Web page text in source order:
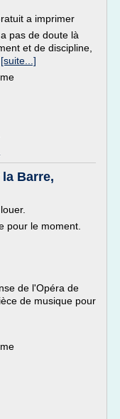
a imprimer
pas de doute là
et de discipline,
[suite...]
Barre,
pour le moment.
de l'Opéra de
de musique pour